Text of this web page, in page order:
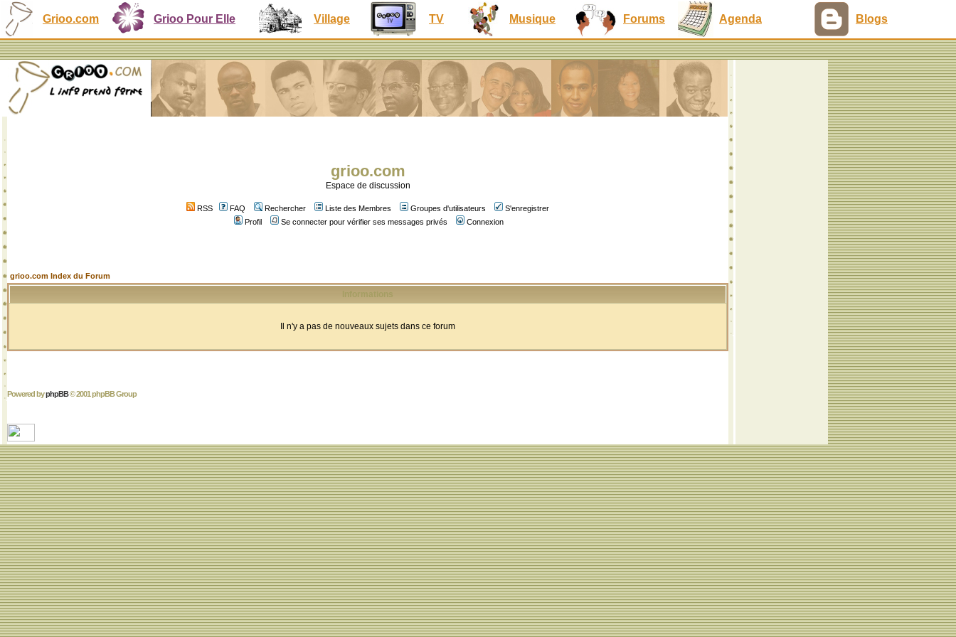
Grioo.com Grioo Pour Elle Village TV Musique Forums Agenda Blogs
grioo.com
Espace de discussion
RSS FAQ Rechercher Liste des Membres Groupes d'utilisateurs
S'enregistrer
Profil
Se connecter pour vérifier ses messages privés Connexion
grioo.com Index du Forum
Informations
Il n'y a pas de nouveaux sujets dans ce forum
Powered byphpBB© 2001 phpBB Group